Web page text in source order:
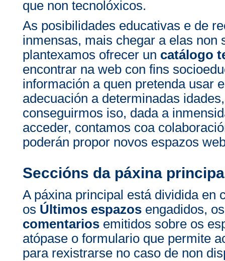
que non tecnolóxicos.
As posibilidades educativas e de
inmensas, mais chegar a elas non
plantexamos ofrecer un catálogo
encontrar na web con fins
información a quen pretenda usar
adecuación a determinadas
conseguirmos iso, dada a
acceder, contamos coa
poderán propor novos espazos
Seccións da páxina
A páxina principal está dividida en
os Últimos espazos engadidos,
comentarios emitidos sobre os
atópase o formulario que permite
para rexistrarse no caso de non